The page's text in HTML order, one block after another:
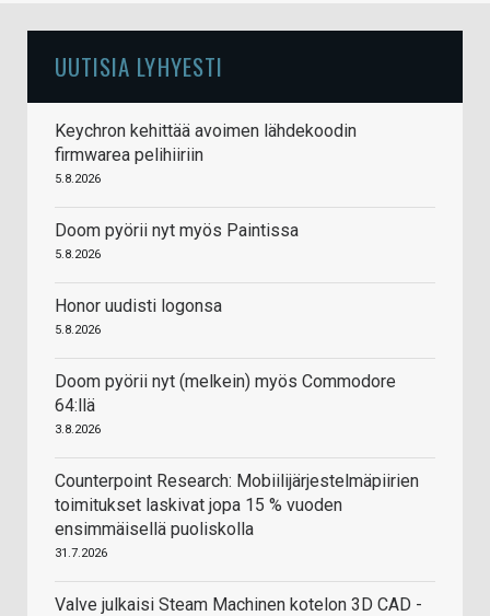
UUTISIA LYHYESTI
Keychron kehittää avoimen lähdekoodin
firmwarea pelihiiriin
5.8.2026
Doom pyörii nyt myös Paintissa
5.8.2026
Honor uudisti logonsa
5.8.2026
Doom pyörii nyt (melkein) myös Commodore
64:llä
3.8.2026
Counterpoint Research: Mobiilijärjestelmäpiirien
toimitukset laskivat jopa 15 % vuoden
ensimmäisellä puoliskolla
31.7.2026
Valve julkaisi Steam Machinen kotelon 3D CAD -